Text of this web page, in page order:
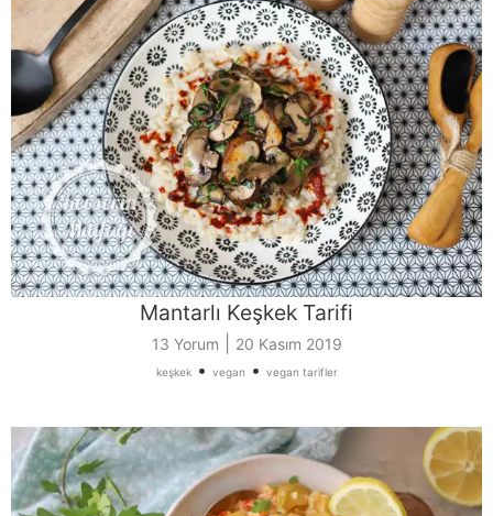
Mantarlı Keşkek Tarifi
13 Yorum 20 Kasım 2019
keşkek• vegan • vegan tarifler